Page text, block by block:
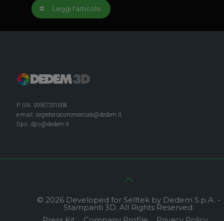
Leggi l'articolo
P. IVA: 00907201008
e-mail: segreteriacommerciale@dedem.it
Dpo: dpo@dedem.it
© 2026 Developed for Selltek by Dedem S.p.A. -
Stampanti 3D. All Rights Reserved.